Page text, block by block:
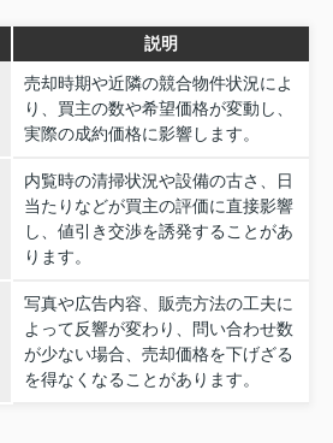
説明
売却時期や近隣の競合物件状況によ
り、買主の数や希望価格が変動し、
実際の成約価格に影響します。
内覧時の清掃状況や設備の古さ、日
当たりなどが買主の評価に直接影響
し、値引き交渉を誘発することがあ
ります。
写真や広告内容、販売方法の工夫に
よって反響が変わり、問い合わせ数
が少ない場合、売却価格を下げざる
を得なくなることがあります。